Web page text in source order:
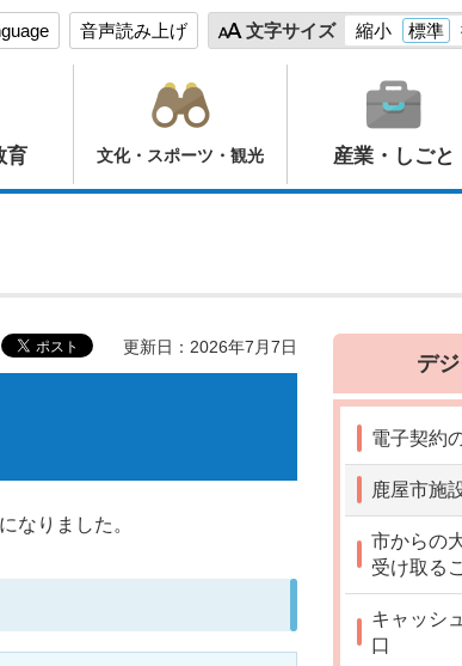
音声読み上げ 文字サイズ 縮小 標準
育 文化・スポーツ・観光 産業・しごと
更新日：2026年7月7日
なりました。
デ
電子契約
鹿屋市施
市からの
受け取る
キャッシ
口